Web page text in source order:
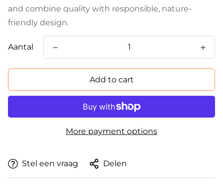
and combine quality with responsible, nature-
friendly design.
Aantal
Add to cart
More payment options
Stel een vraag Delen